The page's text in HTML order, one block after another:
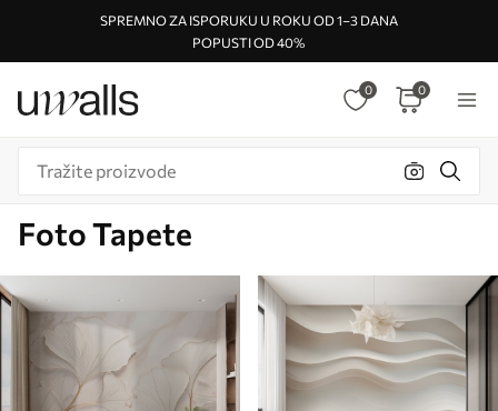
SPREMNO ZA ISPORUKU U ROKU OD 1–3 DANA
POPUSTI OD 40%
0 0
Foto Tapete